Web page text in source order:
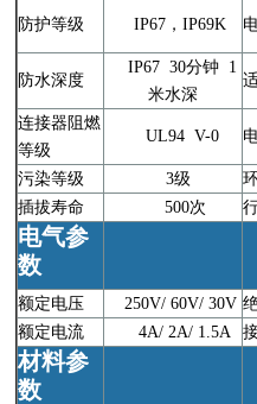
防护等级 IP67，IP69K
防水深度
IP67 30分钟 1
米水深
连接器阻燃
等级
UL94 V-0
污染等级
3级
插拔寿命
500次
电气参
数
额定电压 250V/ 60V/ 30V
额定电流
4A/ 2A/ 1.5A
材料参
数